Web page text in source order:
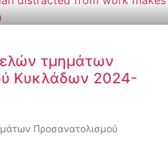
τμημάτων
Κυκλάδων 2024-
Προσανατολισμού